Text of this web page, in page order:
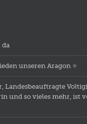
da
unseren Aragon ⭐️
Landesbeauftragte
und so vieles mehr, ist